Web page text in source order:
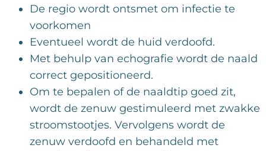
De regio wordt ontsmet om infectie te
voorkomen
Eventueel wordt de huid verdoofd.
Met behulp van echografie wordt de naald
correct gepositioneerd.
Om te bepalen of de naaldtip goed zit,
wordt de zenuw gestimuleerd met zwakke
stroomstootjes. Vervolgens wordt de
zenuw verdoofd en behandeld met